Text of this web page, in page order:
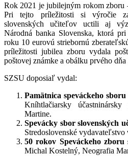
Rok 2021 je jubilejným rokom zboru
Pri tejto príležitosti si výročie
slovenských učiteľov uctili aj
Národná banka Slovenska, ktorá
roku 10 eurovú striebornú
príležitosti jubilea zboru vydala
poštovej známke a obálku prvého
SZSU doposiaľ vydal:
Pamätnica speváckeho
Kníhtlačiarsky
Martine.
Spevácky sbor slovenských
Stredoslovenské
50 rokov Speváckeho zboru
Michal Kostelný, Neografia